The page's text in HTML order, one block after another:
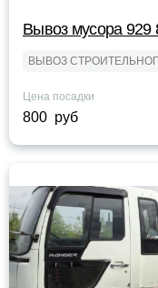
Вывоз мусора 929
ВЫВОЗ
Цена посадки
800 руб